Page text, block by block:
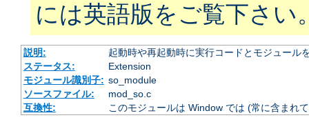
には英語版をご覧下さい
説明:
起動時や再起動時に実行コードとモジュール
ステータス:
Extension
モジュール識別子: so_module
ソースファイル:
mod_so.c
互換性:
このモジュールは Window では (常に含まれ